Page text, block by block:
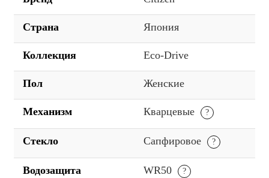
Страна Япония
Коллекция Eco-Drive
Пол Женские
Механизм Кварцевые
Стекло Сапфировое
Водозащита WR50